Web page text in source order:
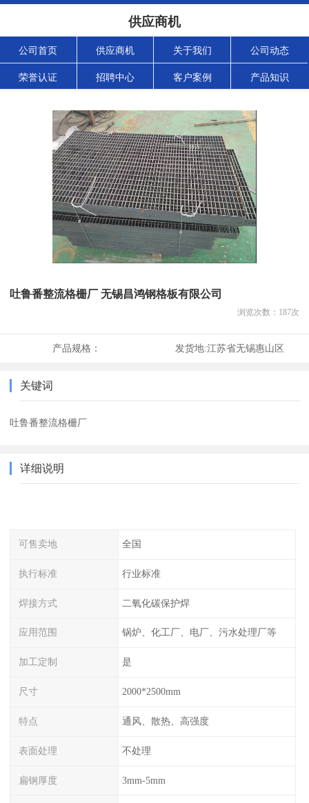
供应商机
公司首页 供应商机 关于我们 公司动态
荣誉认证 招聘中心 客户案例 产品知识
吐鲁番整流格栅厂 无锡昌鸿钢格板有限公司
浏览次数： 187次
产品规格： 发货地:江苏省无锡惠山区
关键词
吐鲁番整流格栅厂
详细说明
可售卖地 全国
执行标准 行业标准
焊接方式 二氧化碳保护焊
应用范围 锅炉、化工厂、电厂、污水处理厂等
加工定制 是
尺寸 2000*2500mm
特点 通风、散热、高强度
表面处理 不处理
扁钢厚度 3mm-5mm